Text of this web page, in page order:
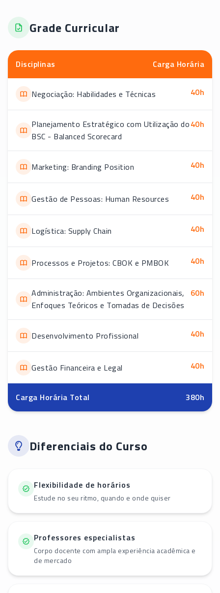
Grade Curricular
Disciplinas Carga Horária
Negociação: Habilidades e Técnicas 40h
Planejamento Estratégico com Utilização do
BSC - Balanced Scorecard
40h
Marketing: Branding Position 40h
Gestão de Pessoas: Human Resources 40h
Logística: Supply Chain 40h
Processos e Projetos: CBOK e PMBOK 40h
Administração: Ambientes Organizacionais,
Enfoques Teóricos e Tomadas de Decisões
60h
Desenvolvimento Profissional 40h
Gestão Financeira e Legal 40h
Carga Horária Total 380h
Diferenciais do Curso
Flexibilidade de horários
Estude no seu ritmo, quando e onde quiser
Professores especialistas
Corpo docente com ampla experiência acadêmica e
de mercado